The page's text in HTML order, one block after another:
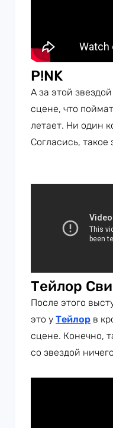
P!NK
А за этой
сцене, что
летает. Ни один
Согласись,
Тейлор
После этого
это у Тейлор в
сцене. Конечно,
со звездой